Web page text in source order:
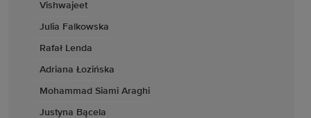
Vishwajeet
Julia Falkowska
Rafał Lenda
Adriana Łozińska
Mohammad Siami Araghi
Justyna Bącela